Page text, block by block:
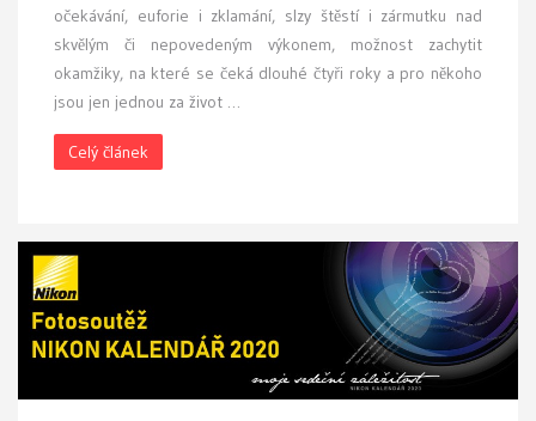
očekávání, euforie i zklamání, slzy štěstí i zármutku nad
skvělým či nepovedeným výkonem, možnost zachytit
okamžiky, na které se čeká dlouhé čtyři roky a pro někoho
jsou jen jednou za život …
Celý článek